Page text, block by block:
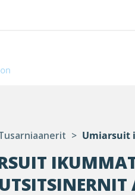
> Umiarsuit